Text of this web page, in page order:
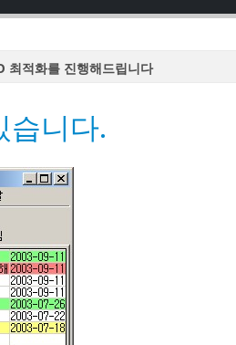
최적화를 진행해드립니다
최적화를 진행해드립니다
최적화를 진행해드립니다
습니다.